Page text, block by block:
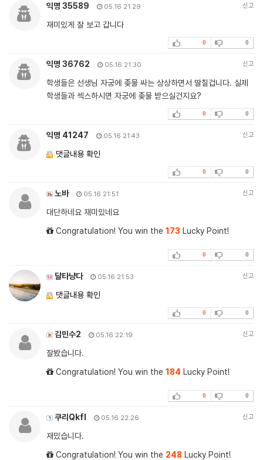
익명 35589 05.16 21:29 신고
재미있게 잘 보고 갑니다
0 0
익명 36762 05.16 21:30 신고
학생들은 선생님 자궁에 좆물 싸는 상상하면서 딸칠겁니다. 실제
학생들과 섹스하시면 자궁에 좆물 받으실건지요?
0 0
익명 41247 05.16 21:43 신고
댓글내용 확인
0 0
노바 05.16 21:51 신고
대단하네요 재미있네요
Congratulation! You win the 173 Lucky Point!
0 0
달타냥다 05.16 21:53 신고
댓글내용 확인
0 0
김민수2 05.16 22:19 신고
잘봤습니다.
Congratulation! You win the 184 Lucky Point!
0 0
쿠리Qkfl 05.16 22:26 신고
재밌습니다.
Congratulation! You win the 248 Lucky Point!